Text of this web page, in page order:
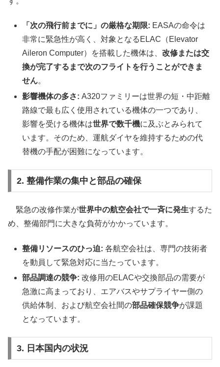
「次の飛行前までに」の厳格な期限: EASAの命令は
非常に緊急性が高く、対象となるELAC（Elevator
Aileron Computer）を搭載した機体は、改修または交
換が完了するまで次のフライトを行うことができま
せん。
影響機体の多さ: A320ファミリーは世界の短・中距離
路線で最も広く使用されている機体の一つであり、
影響を受ける機体は世界で数千機に及ぶとみられて
います。そのため、運航ダイヤを維持するための代
替機の手配が困難になっています。
2. 整備作業の集中と部品の確保
緊急の改修作業が世界中の航空会社で一斉に発生するた
め、整備部門に大きな負荷がかかっています。
整備リソースのひっ迫: 各航空会社は、専門の技術者
を動員して緊急対応に当たっています。
部品調達の競争: 改修用のELACや交換部品の需要が
急激に高まっており、エアバスやサプライヤー側の
供給体制、および航空会社間の部品確保競争が課題
となっています。
3. 日本国内の状況